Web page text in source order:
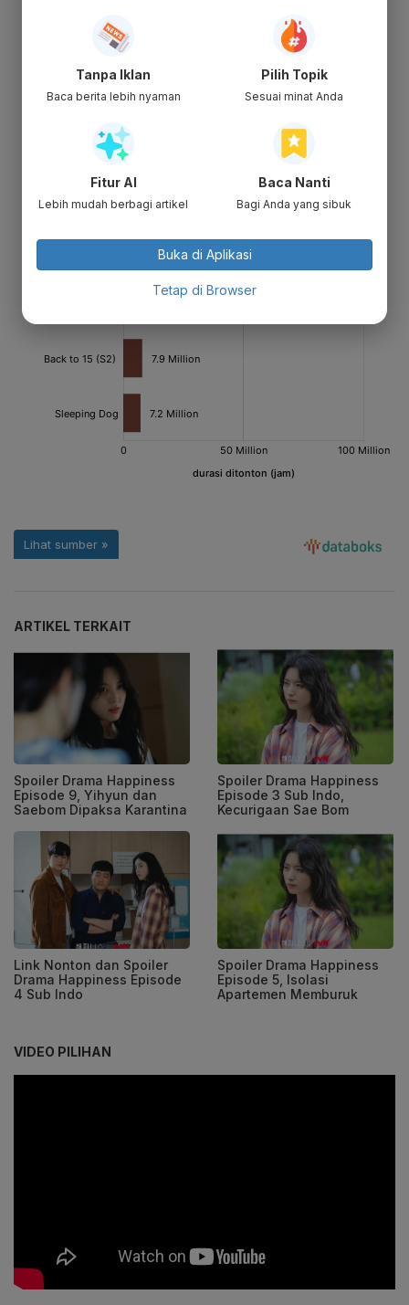
ARTIKEL TERKAIT
Spoiler Drama Happiness
Episode 9, Yihyun dan
Saebom Dipaksa Karantina
Spoiler Drama Happiness
Episode 3 Sub Indo,
Kecurigaan Sae Bom
Link Nonton dan Spoiler
Drama Happiness Episode
4 Sub Indo
Spoiler Drama Happiness
Episode 5, Isolasi
Apartemen Memburuk
VIDEO PILIHAN
Tanpa Iklan
Baca berita lebih nyaman
Pilih Topik
Sesuai minat Anda
Fitur AI
Lebih mudah berbagi artikel
Baca Nanti
Bagi Anda yang sibuk
Buka di Aplikasi
Tetap di Browser